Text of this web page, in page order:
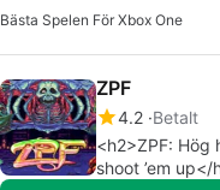
Bästa Spelen För Xbox One
ZPF
4.2 Betalt
<h2>ZPF: Hög
shoot ’em up</